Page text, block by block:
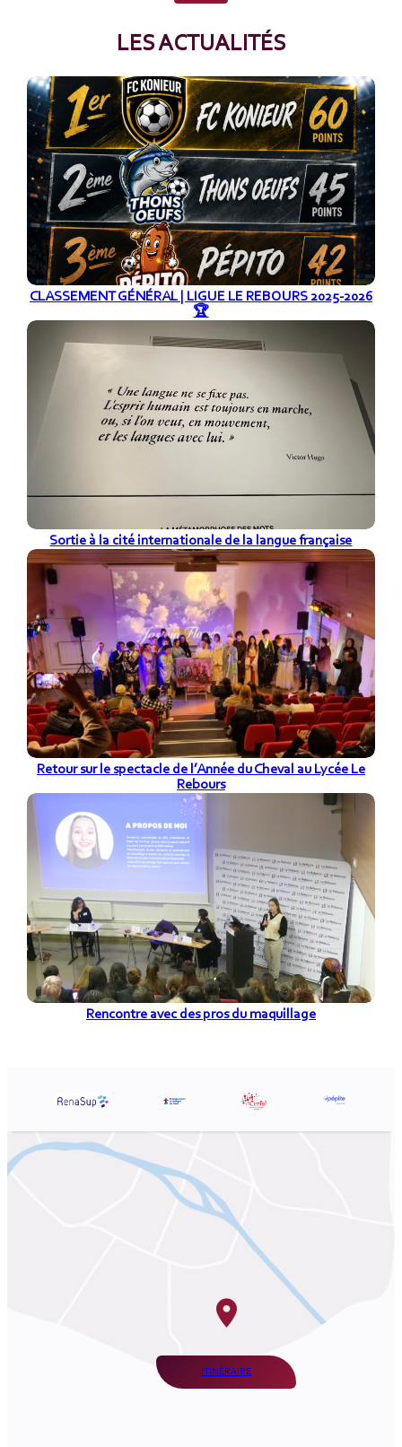
LES ACTUALITÉS
CLASSEMENT GÉNÉRAL | LIGUE LE REBOURS 2025-2026
🏆
Sortie à la cité internationale de la langue française
Retour sur le spectacle de l’Année du Cheval au Lycée Le
Rebours
Rencontre avec des pros du maquillage
ITINÉRAIRE